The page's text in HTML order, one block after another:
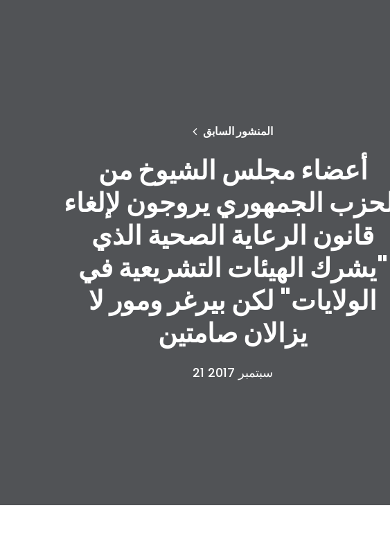
المنشور السابق
أعضاء مجلس الشيوخ من
الجمهوري يروجون لإلغاء
قانون الرعاية الصحية الذي
"يشرك الهيئات التشريعية في
الولايات" لكن بيرغر ومور لا
يزالان صامتين
21 سبتمبر 2017